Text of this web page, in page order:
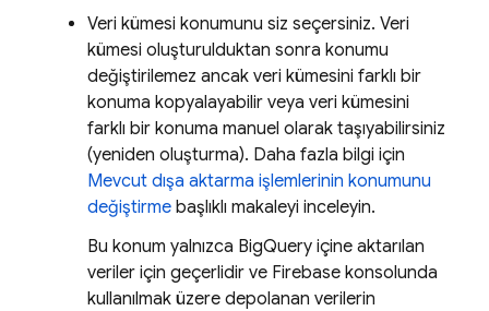
Veri kümesi konumunu siz seçersiniz. Veri
kümesi oluşturulduktan sonra konumu
değiştirilemez ancak veri kümesini farklı bir
konuma kopyalayabilir veya veri kümesini
farklı bir konuma manuel olarak taşıyabilirsiniz
(yeniden oluşturma). Daha fazla bilgi için
Mevcut dışa aktarma işlemlerinin konumunu
değiştirme başlıklı makaleyi inceleyin.
Bu konum yalnızca BigQuery içine aktarılan
veriler için geçerlidir ve Firebase konsolunda
kullanılmak üzere depolanan verilerin